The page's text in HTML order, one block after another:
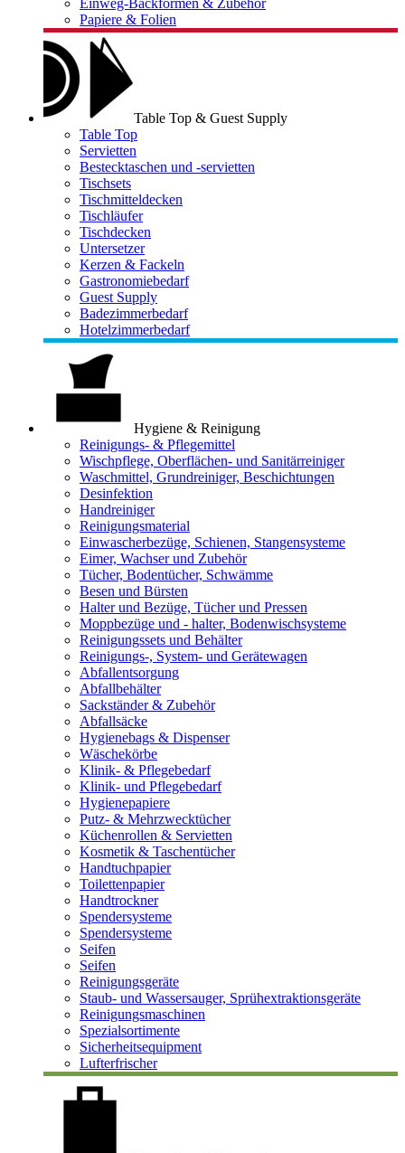
Einweg-Backformen & Zubehör
Papiere & Folien
Table Top & Guest Supply
Table Top
Servietten
Bestecktaschen und -servietten
Tischsets
Tischmitteldecken
Tischläufer
Tischdecken
Untersetzer
Kerzen & Fackeln
Gastronomiebedarf
Guest Supply
Badezimmerbedarf
Hotelzimmerbedarf
Hygiene & Reinigung
Reinigungs- & Pflegemittel
Wischpflege, Oberflächen- und Sanitärreiniger
Waschmittel, Grundreiniger, Beschichtungen
Desinfektion
Handreiniger
Reinigungsmaterial
Einwascherbezüge, Schienen, Stangensysteme
Eimer, Wachser und Zubehör
Tücher, Bodentücher, Schwämme
Besen und Bürsten
Halter und Bezüge, Tücher und Pressen
Moppbezüge und - halter, Bodenwischsysteme
Reinigungssets und Behälter
Reinigungs-, System- und Gerätewagen
Abfallentsorgung
Abfallbehälter
Sackständer & Zubehör
Abfallsäcke
Hygienebags & Dispenser
Wäschekörbe
Klinik- & Pflegebedarf
Klinik- und Pflegebedarf
Hygienepapiere
Putz- & Mehrzwecktücher
Küchenrollen & Servietten
Kosmetik & Taschentücher
Handtuchpapier
Toilettenpapier
Handtrockner
Spendersysteme
Spendersysteme
Seifen
Seifen
Reinigungsgeräte
Staub- und Wassersauger, Sprühextraktionsgeräte
Reinigungsmaschinen
Spezialsortimente
Sicherheitsequipment
Lufterfrischer